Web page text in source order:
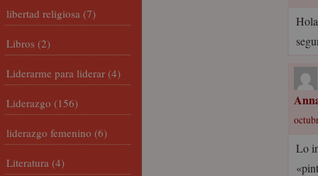
Lo
libertad religiosa (7)
Libros (2)
Liderarme para liderar (4)
Liderazgo (156)
liderazgo femenino (6)
Literatura (4)